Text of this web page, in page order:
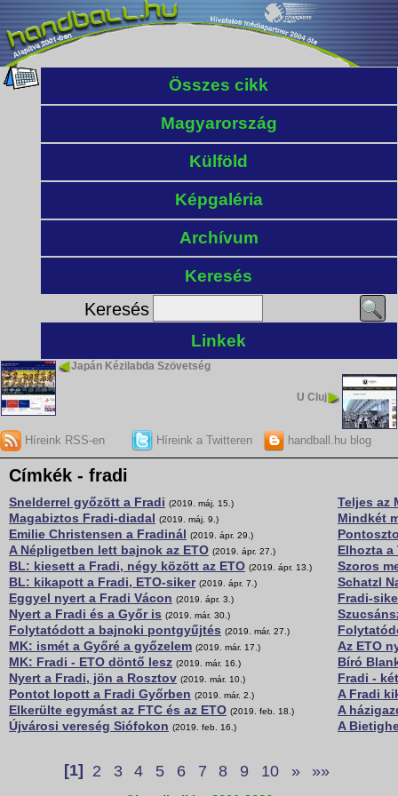
Összes cikk
Magyarország
Külföld
Képgaléria
Archívum
Keresés
Keresés
Linkek
Japán Kézilabda Szövetség
U Cluj
Híreink RSS-en Híreink a Twitteren handball.hu blog
Címkék - fradi
Snelderrel győzött a Fradi (2019. máj. 15.)
Magabiztos Fradi-diadal (2019. máj. 9.)
Emilie Christensen a Fradinál (2019. ápr. 29.)
A Népligetben lett bajnok az ETO (2019. ápr. 27.)
BL: kiesett a Fradi, négy között az ETO (2019. ápr. 13.)
BL: kikapott a Fradi, ETO-siker (2019. ápr. 7.)
Eggyel nyert a Fradi Vácon (2019. ápr. 3.)
Nyert a Fradi és a Győr is (2019. már. 30.)
Folytatódott a bajnoki pontgyűjtés (2019. már. 27.)
MK: ismét a Győré a győzelem (2019. már. 17.)
MK: Fradi - ETO döntő lesz (2019. már. 16.)
Nyert a Fradi, jön a Rosztov (2019. már. 10.)
Pontot lopott a Fradi Győrben (2019. már. 2.)
Elkerülte egymást az FTC és az ETO (2019. feb. 18.)
Újvárosi vereség Siófokon (2019. feb. 16.)
Teljes az
Mindkét
Elhozta
Szoros
Schatzl
Fradi-
Az ETO
Bíró
Fradi -
A Fradi
A
A
[1] 2 3 4 5 6 7 8 9 10 » »»